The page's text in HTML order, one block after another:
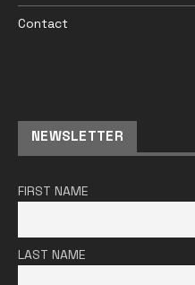
Contact
NEWSLETTER
FIRST NAME
LAST NAME